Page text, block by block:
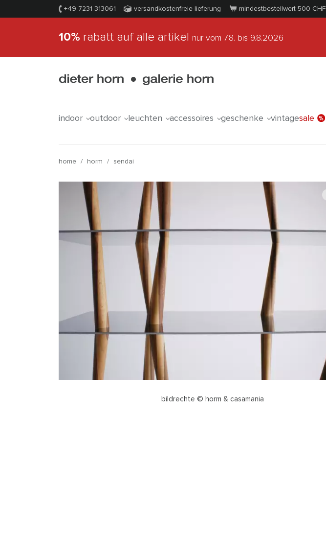
+49 7231 313061 versandkostenfreie lieferung mindestbestellwert 500 CHF
10% rabatt auf alle artikel nur vom 7.8. bis 9.8.2026
indoor outdoor leuchten accessoires geschenke vintagesale
home / horm / sendai
bildrechte © horm & casamania